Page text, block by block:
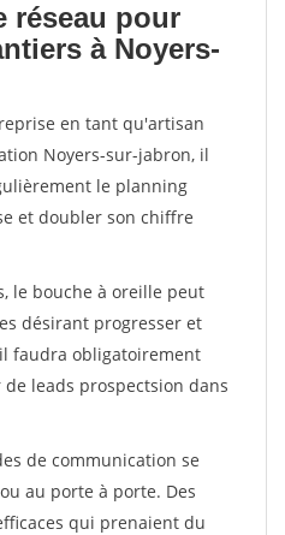
réseau pour
à Noyers-
en tant qu'artisan
Noyers-sur-jabron, il
le planning
et doubler son chiffre
le bouche à oreille peut
désirant progresser et
faudra obligatoirement
leads prospectsion dans
de communication se
au porte à porte. Des
qui prenaient du